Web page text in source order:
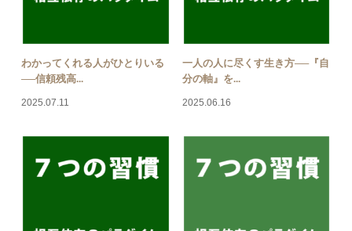
わかってくれる人がひとりいる
──信頼残高...
2025.07.11
一人の人に尽くす生き方──『自
分の軸』を...
2025.06.16